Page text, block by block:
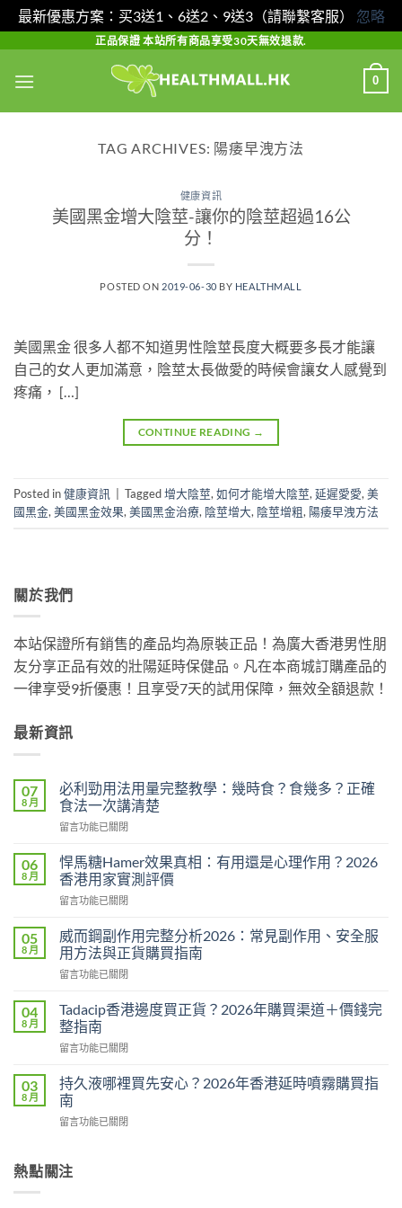
最新優惠方案：买3送1、6送2、9送3（請聯繫客服） 忽略
content
正品保證 本站所有商品享受30天無效退款.
0
TAG ARCHIVES: 陽痿早洩方法
健康資訊
美國黑金增大陰莖-讓你的陰莖超過16公
分！
POSTED ON 2019-06-30 BY HEALTHMALL
美國黑金 很多人都不知道男性陰莖長度大概要多長才能讓
自己的女人更加滿意，陰莖太長做愛的時候會讓女人感覺到
疼痛， […]
CONTINUE READING →
Posted in健康資訊 Tagged增大陰莖, 如何才能增大陰莖, 延遲愛愛, 美
國黑金, 美國黑金效果, 美國黑金治療, 陰莖增大, 陰莖增粗, 陽痿早洩方法
關於我們
本站保證所有銷售的產品均為原裝正品！為廣大香港男性朋
友分享正品有效的壯陽延時保健品。凡在本商城訂購產品的
一律享受9折優惠！且享受7天的試用保障，無效全額退款！
最新資訊
07
8 月
必利勁用法用量完整教學：幾時食？食幾多？正確
食法一次講清楚
在
利
勁
用
法
量
完
整
教
幾
時
食
多？
正
確
一
次
留言功能已關閉
06
8 月
悍馬糖Hamer效果真相：有用還是心理作用？2026
香港用家實測評價
在
馬
糖
Hamer
效
真
相：
有
用
是
心
作
香
留言功能已關閉
05
8 月
威而鋼副作用完整分析2026：常見副作用、安全服
用方法與正貨購買指南
在
而
鋼
副
作
完
整
分
析
見
留言功能已關閉
04
8 月
Tadacip香港邊度買正貨？2026年購買渠道＋價錢完
整指南
在
香
港
邊
度
貨？
留言功能已關閉
03
8 月
持久液哪裡買先安心？2026年香港延時噴霧購買指
南
在
液
哪
留言功能已關閉
熱點關注